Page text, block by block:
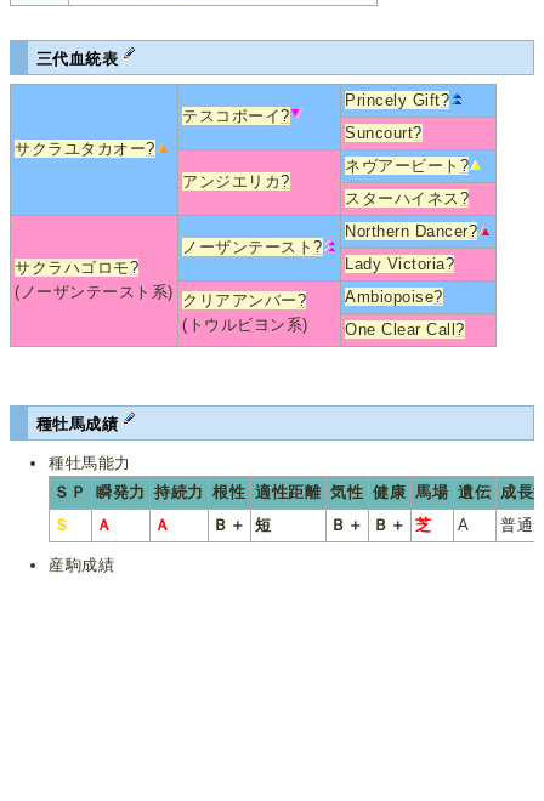
三代血統表
サクラユタカオー?
テスコボーイ?
Princely Gift?
Suncourt?
アンジエリカ?
ネヴアービート ?
スターハイネス ?
サクラハゴロモ?
(ノーザンテースト系)
ノーザンテースト?
Northern Dancer?
Lady Victoria?
クリアアンバー?
(トウルビヨン系)
Ambiopoise?
One Clear Call?
種牡馬成績
種牡馬能力
ＳＰ
瞬発力 持続力 根性 適性距離 気性 健康 馬場 遺伝 成長
Ｓ
Ａ Ａ Ｂ＋ 短 Ｂ＋ Ｂ＋ 芝 A 普通
産駒成績